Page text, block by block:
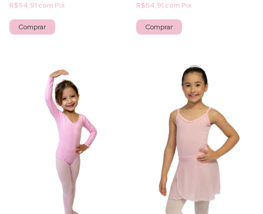
R$54,91 com Pix
Comprar
R$54,91 com Pix
Comprar